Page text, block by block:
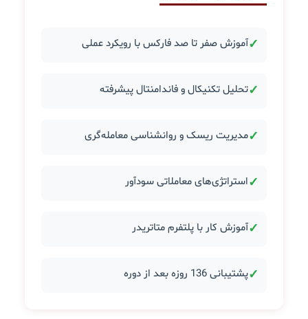
✓آموزش صفر تا صد فارکس با رویکرد عملی
✓تحلیل تکنیکال و فاندامنتال پیشرفته
✓مدیریت ریسک و روانشناسی معامله‌گری
✓استراتژی‌های معاملاتی سودآور
✓آموزش کار با پلتفرم متاتریدر
✓پشتیبانی 136 روزه بعد از دوره